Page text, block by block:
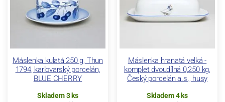
Máslenka kulatá 250 g, Thun
1794, karlovarský porcelán,
BLUE CHERRY
Skladem 3 ks
Máslenka hranatá velká -
komplet dvoudílná 0,250 kg,
Český porcelán a.s., husy
Skladem 4 ks